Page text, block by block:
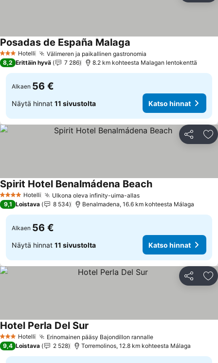
3 Tähtiluokitus
Hotelli Välimeren ja paikallinen gastronomia
Posadas de España Malaga
8,2 Erittäin hyvä 7 286 8.2 km kohteesta Malagan lentokenttä
Alkaen 56 €
Näytä hinnat 11 sivustolta Katso hinnat
Jaa
4 Tähtiluokitus
Hotelli Ulkona oleva infinity-uima-allasKatso hinnat
Spirit Hotel Benalmádena BeachKatso hinnat
9,1 Loistava 8 534 Benalmadena, 16.6 km kohteesta Málaga
Alkaen 56 €
Näytä hinnat 11 sivustolta Katso hinnat
Jaa
3 Tähtiluokitus
Hotelli Erinomainen pääsy Bajondillon rannalleKatso hinnat
Hotel Perla Del Sur
9,4 Loistava 2 528 Torremolinos, 12.8 km kohteesta Málaga